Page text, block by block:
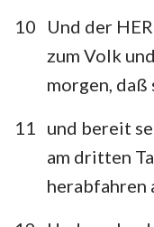
10
Und der
zum Volk
morgen,
11
und bereit
am dritten
herabfahren